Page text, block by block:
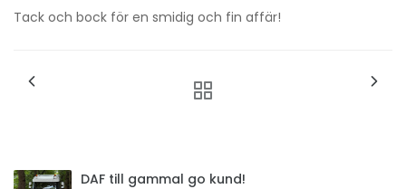
Tack och bock för en smidig och fin affär!
DAF till gammal go kund!